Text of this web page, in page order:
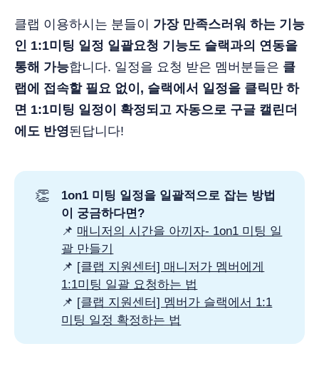
클랩 이용하시는 분들이 가장 만족스러워 하는 기능
인 1:1미팅 일정 일괄요청 기능도 슬랙과의 연동을
통해 가능합니다. 일정을 요청 받은 멤버분들은 클
랩에 접속할 필요 없이, 슬랙에서 일정을 클릭만 하
면 1:1미팅 일정이 확정되고 자동으로 구글 캘린더
에도 반영된답니다!
👏
1on1 미팅 일정을 일괄적으로 잡는 방법
이 궁금하다면?
📌 매니저의 시간을 아끼자- 1on1 미팅 일
괄 만들기
📌 [클랩 지원센터] 매니저가 멤버에게
1:1미팅 일괄 요청하는 법
📌 [클랩 지원센터] 멤버가 슬랙에서 1:1
미팅 일정 확정하는 법